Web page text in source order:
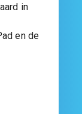
in
en de